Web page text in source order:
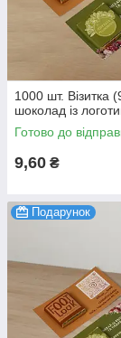
1000 шт. Візитка
шоколад із
Готово до
9,60 ₴
Подарунок